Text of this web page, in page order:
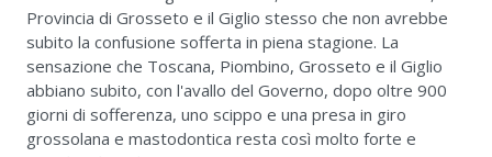
Provincia di Grosseto e il Giglio stesso che non avrebbe
subito la confusione sofferta in piena stagione. La
sensazione che Toscana, Piombino, Grosseto e il Giglio
abbiano subito, con l'avallo del Governo, dopo oltre 900
giorni di sofferenza, uno scippo e una presa in giro
grossolana e mastodontica resta così molto forte e